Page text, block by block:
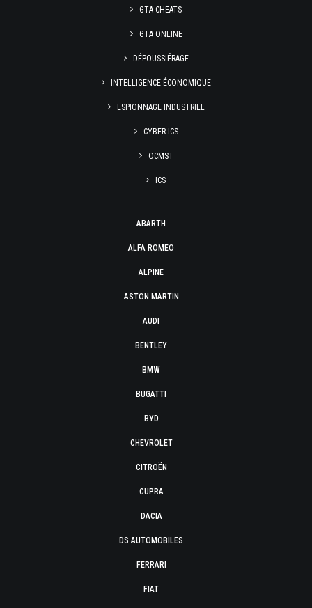
GTA CHEATS
GTA ONLINE
DÉPOUSSIÉRAGE
INTELLIGENCE ÉCONOMIQUE
ESPIONNAGE INDUSTRIEL
CYBER ICS
OCMST
ICS
ABARTH
ALFA ROMEO
ALPINE
ASTON MARTIN
AUDI
BENTLEY
BMW
BUGATTI
BYD
CHEVROLET
CITROËN
CUPRA
DACIA
DS AUTOMOBILES
FERRARI
FIAT